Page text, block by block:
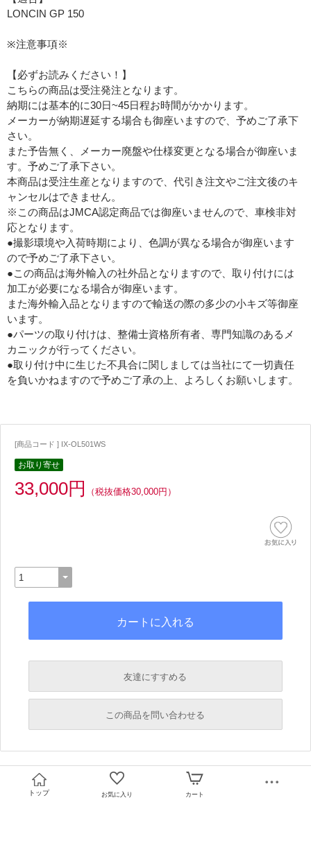
LONCIN GP 150
※注意事項※
【必ずお読みください！】
こちらの商品は受注発注となります。
納期には基本的に30日~45日程お時間がかかります。
メーカーが納期遅延する場合も御座いますので、予めご了承下
さい。
また予告無く、メーカー廃盤や仕様変更となる場合が御座いま
す。予めご了承下さい。
本商品は受注生産となりますので、代引き注文やご注文後のキ
ャンセルはできません。
※この商品はJMCA認定商品では御座いませんので、車検非対
応となります。
●撮影環境や入荷時期により、色調が異なる場合が御座います
ので予めご了承下さい。
●この商品は海外輸入の社外品となりますので、取り付けには
加工が必要になる場合が御座います。
また海外輸入品となりますので輸送の際の多少の小キズ等御座
います。
●パーツの取り付けは、整備士資格所有者、専門知識のあるメ
カニックが行ってください。
●取り付け中に生じた不具合に関しましては当社にて一切責任
を負いかねますので予めご了承の上、よろしくお願いします。
[商品コード ] IX-OL501WS
お取り寄せ
33,000円 （税抜価格30,000円）
友達にすすめる
必須
必須
この商品を問い合わせる
必須
トップ お気に入り カート